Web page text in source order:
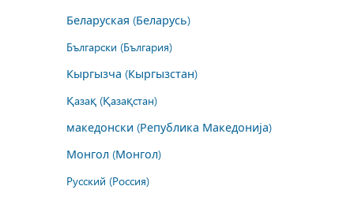
Беларуская (Беларусь)
Български (България)
Кыргызча (Кыргызстан)
Қазақ (Қазақстан)
македонски (Република Македонија)
Монгол (Монгол)
Русский (Россия)